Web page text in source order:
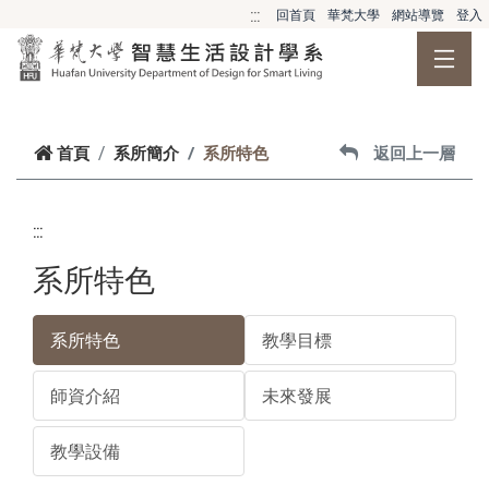
::: 回首頁 華梵大學 網站導覽 登入
首頁 系所簡介 系所特色 返回上一層
:::
系所特色
系所特色 教學目標
師資介紹 未來發展
教學設備